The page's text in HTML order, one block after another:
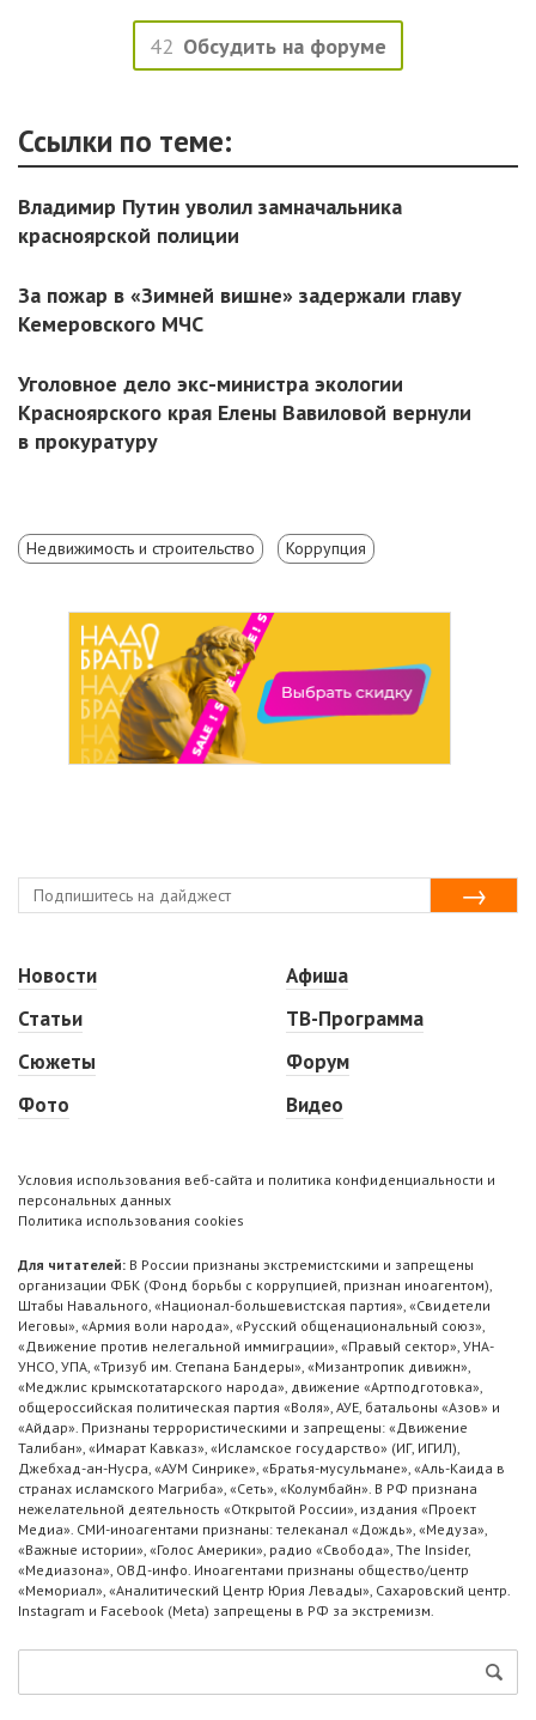
42 Обсудить на форуме
Ссылки по теме:
Владимир Путин уволил замначальника
красноярской полиции
За пожар в «Зимней вишне» задержали главу
Кемеровского МЧС
Уголовное дело экс-министра экологии
Красноярского края Елены Вавиловой вернули
в прокуратуру
Недвижимость и строительство Коррупция
Новости
Статьи
Сюжеты
Фото
Афиша
ТВ-Программа
Форум
Видео
Условия использования веб-сайта и политика конфиденциальности и
персональных данных
Политика использования cookies
Для читателей: В России признаны экстремистскими и запрещены
организации ФБК (Фонд борьбы с коррупцией, признан иноагентом),
Штабы Навального, «Национал-большевистская партия», «Свидетели
Иеговы», «Армия воли народа», «Русский общенациональный союз»,
«Движение против нелегальной иммиграции», «Правый сектор», УНА-
УНСО, УПА, «Тризуб им. Степана Бандеры», «Мизантропик дивижн»,
«Меджлис крымскотатарского народа», движение «Артподготовка»,
общероссийская политическая партия «Воля», АУЕ, батальоны «Азов» и
«Айдар». Признаны террористическими и запрещены: «Движение
Талибан», «Имарат Кавказ», «Исламское государство» (ИГ, ИГИЛ),
Джебхад-ан-Нусра, «АУМ Синрике», «Братья-мусульмане», «Аль-Каида в
странах исламского Магриба», «Сеть», «Колумбайн». В РФ признана
нежелательной деятельность «Открытой России», издания «Проект
Медиа». СМИ-иноагентами признаны: телеканал «Дождь», «Медуза»,
«Важные истории», «Голос Америки», радио «Свобода», The Insider,
«Медиазона», ОВД-инфо. Иноагентами признаны общество/центр
«Мемориал», «Аналитический Центр Юрия Левады», Сахаровский центр.
Instagram и Facebook (Metа) запрещены в РФ за экстремизм.